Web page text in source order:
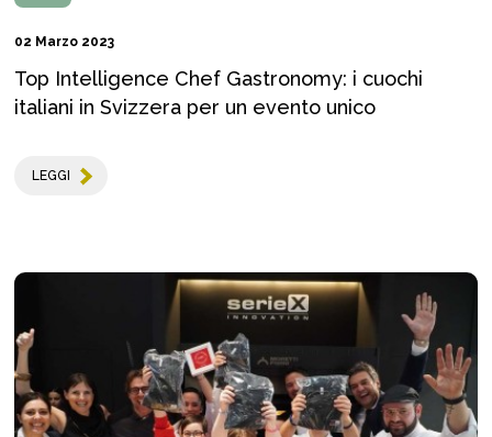
02 Marzo 2023
Top Intelligence Chef Gastronomy: i cuochi
italiani in Svizzera per un evento unico
LEGGI